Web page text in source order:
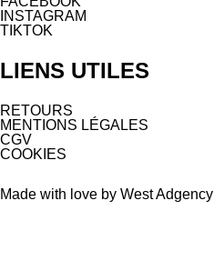
INSTAGRAM
TIKTOK
LIENS UTILES
RETOURS
MENTIONS LÉGALES
CGV
COOKIES
Made with love by West Adgency